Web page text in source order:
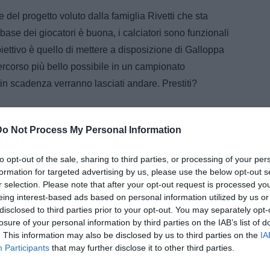
Not Process My Personal Information
opt-out of the sale, sharing to third parties, or processing of your
for targeted advertising by us, please use the below opt-out
selection. Please note that after your opt-out request is processed
interest-based ads based on personal information utilized by us
to third parties prior to your opt-out. You may separately
of your personal information by third parties on the IAB’s list of
This information may also be disclosed by us to third parties on the
Participants that may further disclose it to other third parties.
del progetto voluto dalla famiglia Rivetti che sta
dei giocatori è buona, i calciatori sono funzionali
è quello di mettere a disposizione di Galloppa
più bello possibile in un campionato
scadenza verranno lasciati andare. Prestiti?
Modena, Bonato si presenta: "Ci
sono le basi per creare qualcosa di
importante. Vogliamo riprogrammare
per avere una crescita continua e
graduale”
Cagliari, Bonato: “Bellanova? Stiamo
parlando con l’Inter per capire…”
Cagliari, il ds Bonato: "Squadra in
ritiro da mercoledi"